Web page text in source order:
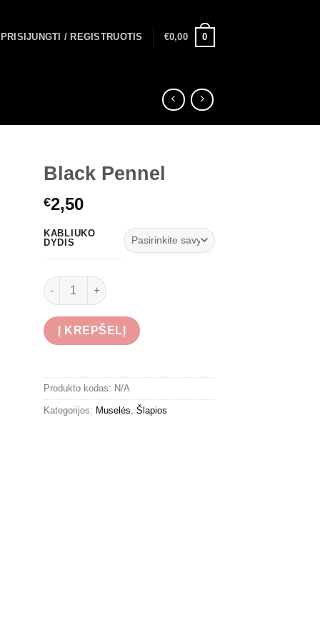
PRISIJUNGTI / REGISTRUOTIS €0,00 0
Black Pennel
€2,50
KABLIUKO
DYDIS
produkto kiekis: Black Pennel
Į KREPŠELĮ
Produkto kodas: N/A
Kategorijos: Muselės Šlapios